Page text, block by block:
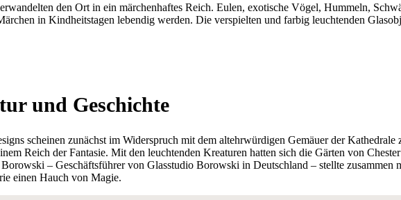
den Ort in ein märchenhaftes Reich. Eulen, exotische Vögel, Hummeln,
in Kindheitstagen lebendig werden. Die verspielten und farbig leuchtenden
und Geschichte
scheinen zunächst im Widerspruch mit dem altehrwürdigen Gemäuer der
Reich der Fantasie. Mit den leuchtenden Kreaturen hatten sich die Gärten von
– Geschäftsführer von Glasstudio Borowski in Deutschland – stellte
einen Hauch von Magie.